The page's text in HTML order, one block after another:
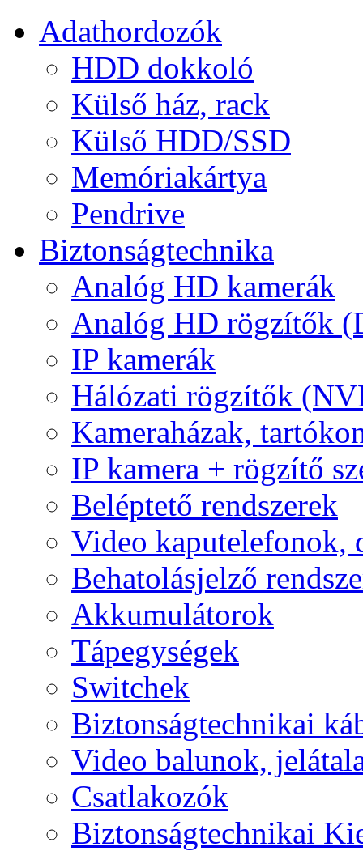
Adathordozók
HDD dokkoló
Külső ház, rack
Külső HDD/SSD
Memóriakártya
Pendrive
Biztonságtechnika
Analóg HD kamerák
Analóg HD rögzítők
IP kamerák
Hálózati rögzítők
Kameraházak,
IP kamera + rögzítő
Beléptető rendszerek
Video kaputelefonok,
Behatolásjelző
Akkumulátorok
Tápegységek
Switchek
Biztonságtechnikai
Video balunok,
Csatlakozók
Biztonságtechnikai